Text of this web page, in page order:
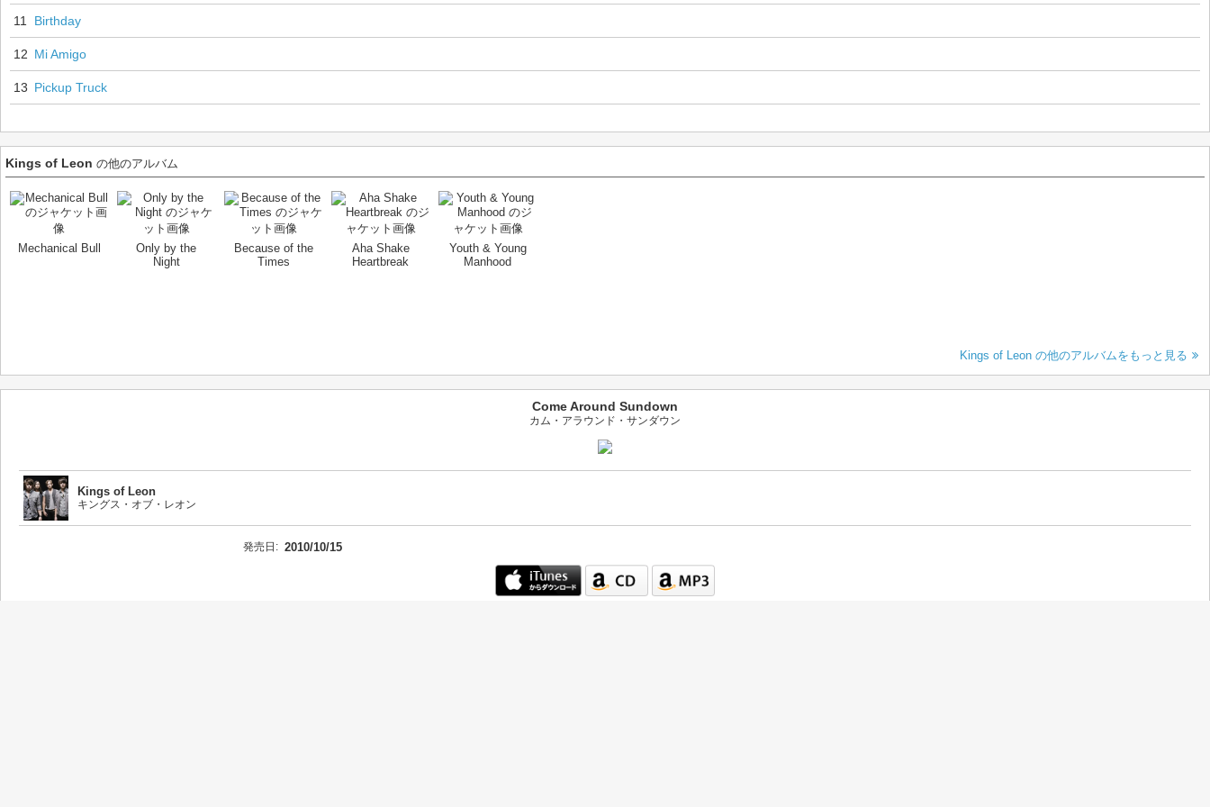
11 Birthday
12 Mi Amigo
13 Pickup Truck
Kings of Leon の他のアルバム
Mechanical Bull
Only by the
Night
Because of the
Times
Aha Shake
Heartbreak
Youth & Young
Manhood
Kings of Leon の他のアルバムをもっと見る
Come Around Sundown
カム・アラウンド・サンダウン
Kings of Leon
キングス・オブ・レオン
発売日: 2010/10/15